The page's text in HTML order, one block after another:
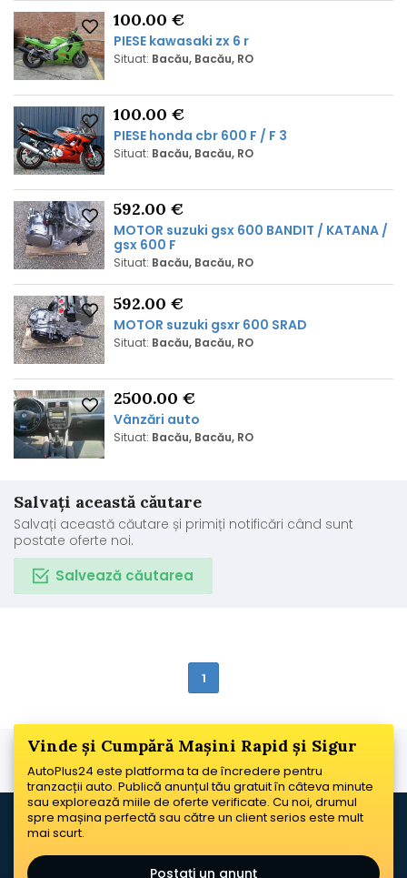
100.00 €
PIESE kawasaki zx 6 r
Situat: Bacău, Bacău, RO
100.00 €
PIESE honda cbr 600 F / F 3
Situat: Bacău, Bacău, RO
592.00 €
MOTOR suzuki gsx 600 BANDIT / KATANA /
gsx 600 F
Situat: Bacău, Bacău, RO
592.00 €
MOTOR suzuki gsxr 600 SRAD
Situat: Bacău, Bacău, RO
2500.00 €
Vânzări auto
Situat: Bacău, Bacău, RO
Salvați această căutare
Salvați această căutare și primiți notificări când sunt
postate oferte noi.
Salvează căutarea
1
Vinde și Cumpără Mașini Rapid și Sigur
AutoPlus24 este platforma ta de încredere pentru
tranzacții auto. Publică anunțul tău gratuit în câteva minute
sau explorează miile de oferte verificate. Cu noi, drumul
spre mașina perfectă sau către un client serios este mult
mai scurt.
Postați un anunț